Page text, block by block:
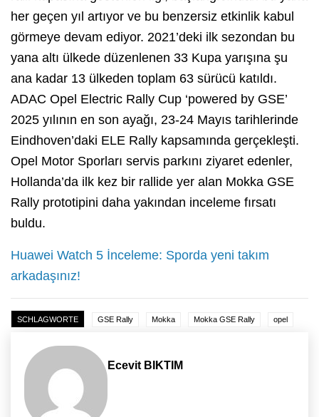
her geçen yıl artıyor ve bu benzersiz etkinlik kabul
görmeye devam ediyor. 2021’deki ilk sezondan bu
yana altı ülkede düzenlenen 33 Kupa yarışına şu
ana kadar 13 ülkeden toplam 63 sürücü katıldı.
ADAC Opel Electric Rally Cup ‘powered by GSE’
2025 yılının en son ayağı, 23-24 Mayıs tarihlerinde
Eindhoven’daki ELE Rally kapsamında gerçekleşti.
Opel Motor Sporları servis parkını ziyaret edenler,
Hollanda’da ilk kez bir rallide yer alan Mokka GSE
Rally prototipini daha yakından inceleme fırsatı
buldu.
Huawei Watch 5 İnceleme: Sporda yeni takım
arkadaşınız!
SCHLAGWORTE GSE Rally Mokka Mokka GSE Rally opel
Ecevit BIKTIM